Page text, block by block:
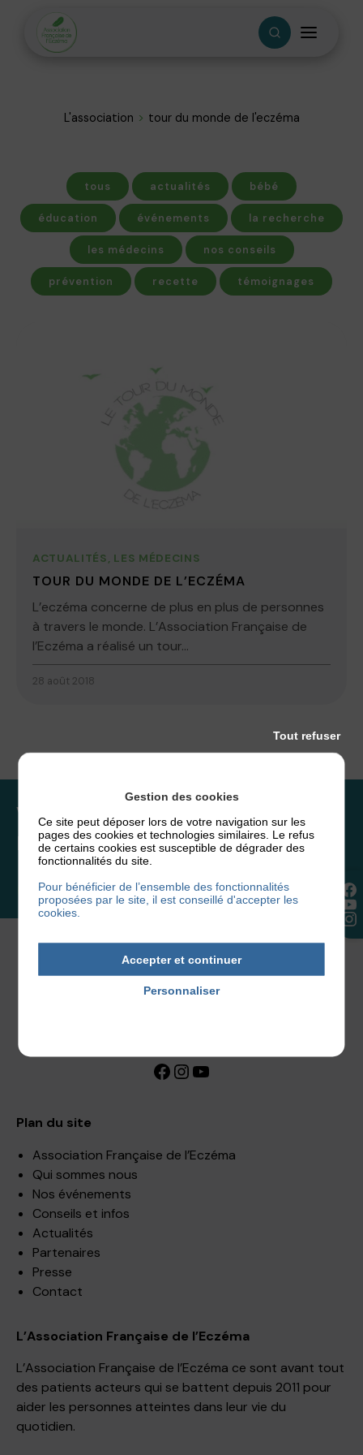
L'association tour du monde de l'eczéma
tous actualités bébé
éducation événements la recherche
les médecins nos conseils
prévention recette témoignages
ACTUALITÉS, LES MÉDECINS
TOUR DU MONDE DE L’ECZÉMA
L’eczéma concerne de plus en plus de personnes
à travers le monde. L’Association Française de
l’Eczéma a réalisé un tour...
28 août 2018
Vous souhaitez rejoindre
l’association ou faire un don ?
NOUS REJOINDRE
Facebook InstagramYouTube
Plan du site
Association Française de l’Eczéma
Qui sommes nous
Nos événements
Conseils et infos
Actualités
Partenaires
Presse
Contact
L’Association Française de l’Eczéma
L’Association Française de l’Eczéma ce sont avant tout
des patients acteurs qui se battent depuis 2011 pour
aider les personnes atteintes dans leur vie du
quotidien.
Gestion des cookies
Ce site peut déposer lors de votre navigation sur les
pages des cookies et technologies similaires. Le refus
de certains cookies est susceptible de dégrader des
fonctionnalités du site.
Pour bénéficier de l’ensemble des fonctionnalités
proposées par le site, il est conseillé d'accepter les
cookies.
Accepter et continuer
Tout refuser
Personnaliser